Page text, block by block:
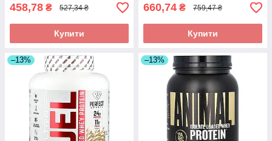
458,78 ₴ 527,34 ₴
Купити
660,74 ₴ 759,47 ₴
Купити
–13% –13%